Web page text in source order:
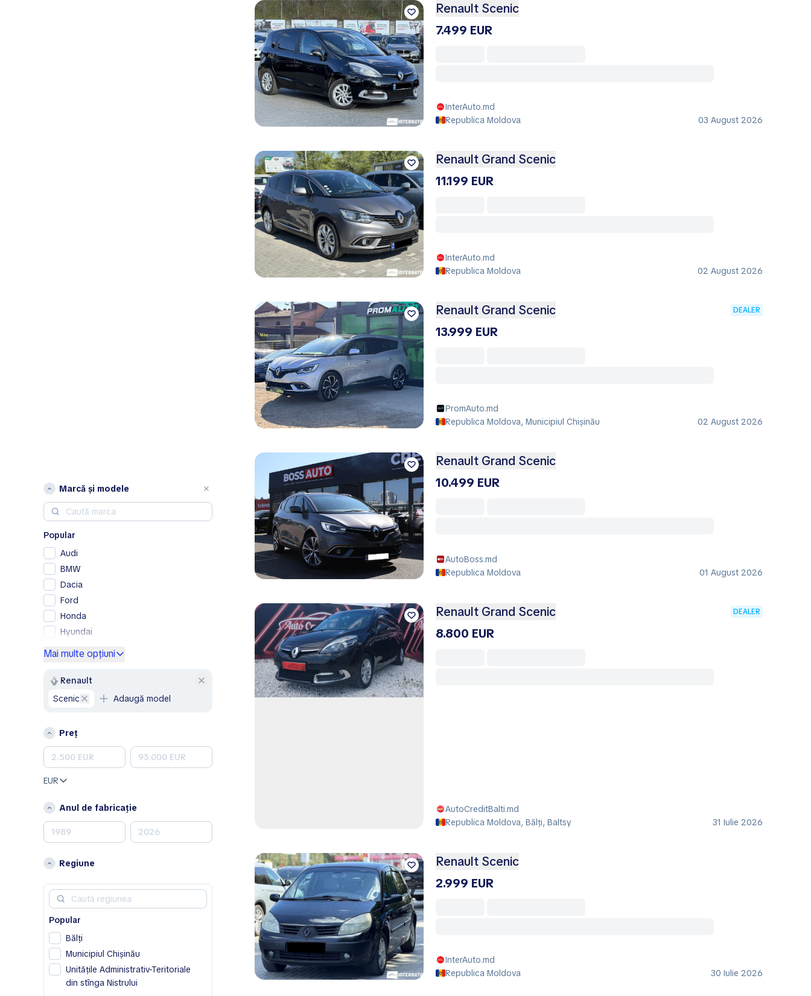
Marcă și modele
Popular
Audi
BMW
Dacia
Ford
Honda
Hyundai
Mercedes-Benz
Nissan
Porsche
Renault
Volkswagen
Volvo
A
Acura
Aston Martin
Avatr
BAIC
Bentley
Bestune
Mai multe opțiuni
Renault
Scenic
Adaugă model
Preț
EUR
Anul de fabricație
Regiune
Popular
Bălţi
Municipiul Chișinău
Unitățile Administrativ-Teritoriale
din stînga Nistrului
Renault Scenic
7.499 EUR
InterAuto.md
Republica Moldova
03 August 2026
Renault Grand Scenic
11.199 EUR
InterAuto.md
Republica Moldova
02 August 2026
Renault Grand Scenic DEALER
13.999 EUR
PromAuto.md
Republica Moldova, Municipiul Chișinău
02 August 2026
Renault Grand Scenic
10.499 EUR
AutoBoss.md
Republica Moldova
01 August 2026
Renault Grand Scenic DEALER
8.800 EUR
AutoCreditBalti.md
Republica Moldova, Bălţi, Baltsy
31 Iulie 2026
Renault Scenic
2.999 EUR
InterAuto.md
Republica Moldova
30 Iulie 2026